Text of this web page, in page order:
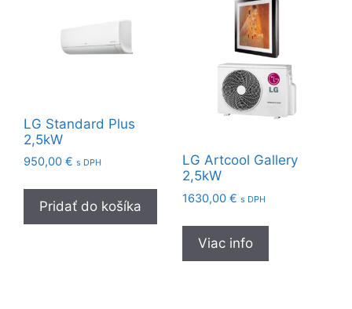
LG Standard Plus
2,5kW
950,00 € s DPH
Pridať do košíka
LG Artcool Gallery
2,5kW
1630,00 € s DPH
Viac info